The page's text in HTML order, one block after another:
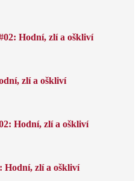
Hodní, zlí a oškliví
zlí a oškliví
Hodní, zlí a oškliví
Hodní, zlí a oškliví